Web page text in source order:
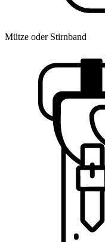
Mütze oder Stirnband